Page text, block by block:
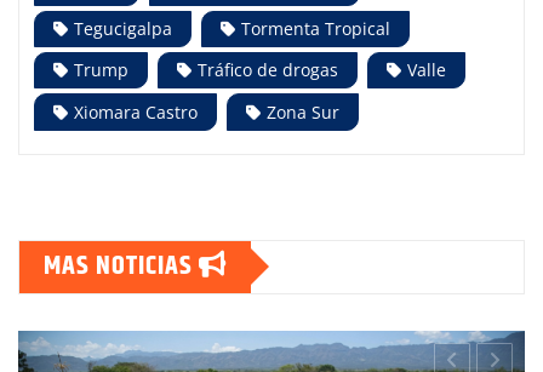
Tegucigalpa
Tormenta Tropical
Trump
Tráfico de drogas
Valle
Xiomara Castro
Zona Sur
MAS NOTICIAS